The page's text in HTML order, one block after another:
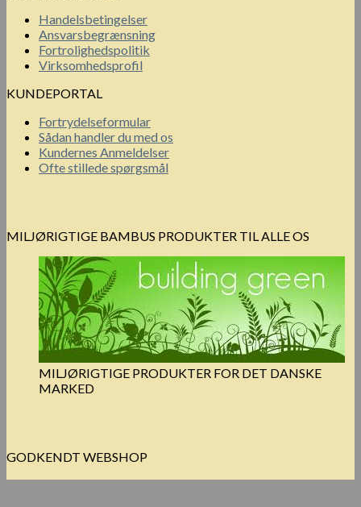
Handelsbetingelser
Ansvarsbegrænsning
Fortrolighedspolitik
Virksomhedsprofil
KUNDEPORTAL
Fortrydelseformular
Sådan handler du med os
Kundernes Anmeldelser
Ofte stillede spørgsmål
MILJØRIGTIGE BAMBUS PRODUKTER TIL ALLE OS
MILJØRIGTIGE PRODUKTER FOR DET DANSKE
MARKED
GODKENDT WEBSHOP